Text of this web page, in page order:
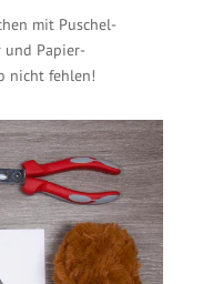
mit Puschel-
und Papier-
nicht fehlen!